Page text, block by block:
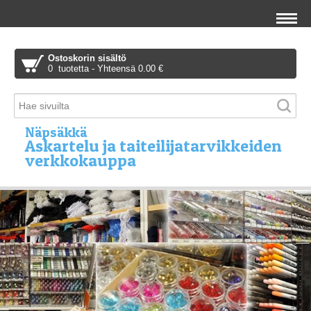
Ostoskorin sisältö
0 tuotetta - Yhteensä 0.00 €
Näpsäkkä
Askartelu ja taiteilijatarvikkeiden
verkkokauppa